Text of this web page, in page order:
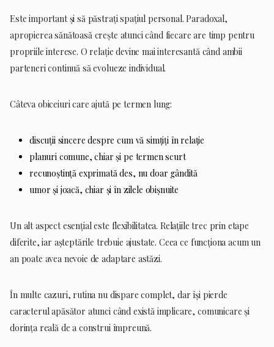
Este important și să păstrați spațiul personal. Paradoxal,
apropierea sănătoasă crește atunci când fiecare are timp pentru
propriile interese. O relație devine mai interesantă când ambii
parteneri continuă să evolueze individual.
Câteva obiceiuri care ajută pe termen lung:
discuții sincere despre cum vă simțiți în relație
planuri comune, chiar și pe termen scurt
recunoștință exprimată des, nu doar gândită
umor și joacă, chiar și în zilele obișnuite
Un alt aspect esențial este flexibilitatea. Relațiile trec prin etape
diferite, iar așteptările trebuie ajustate. Ceea ce funcționa acum un
an poate avea nevoie de adaptare astăzi.
În multe cazuri, rutina nu dispare complet, dar își pierde
caracterul apăsător atunci când există implicare, comunicare și
dorința reală de a construi împreună.